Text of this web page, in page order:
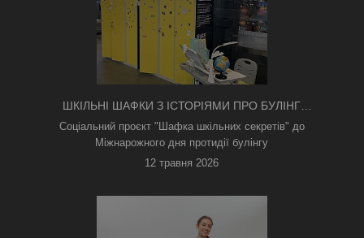
ШКІЛЬНІ ШАФКИ З ІСТОРІЯМИ ПРО БУЛІНГ
З'ЯВИЛИСЯ В КИЄВІ
Соціальний проєкт "Шафка шкільних секретів" до
Міжнарожного дня протидії булінгу
12 травня 2026